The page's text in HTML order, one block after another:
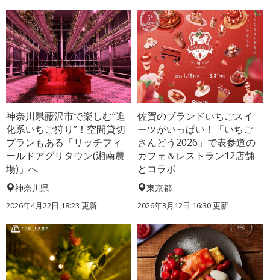
神奈川県藤沢市で楽しむ“進
化系いちご狩り”！空間貸切
プランもある「リッチフィ
ールドアグリタウン(湘南農
場)」へ
神奈川県
2026年4月22日 18:23 更新
佐賀のブランドいちごスイ
ーツがいっぱい！「いちご
さんどう2026」で表参道の
カフェ＆レストラン12店舗
とコラボ
東京都
2026年3月12日 16:30 更新